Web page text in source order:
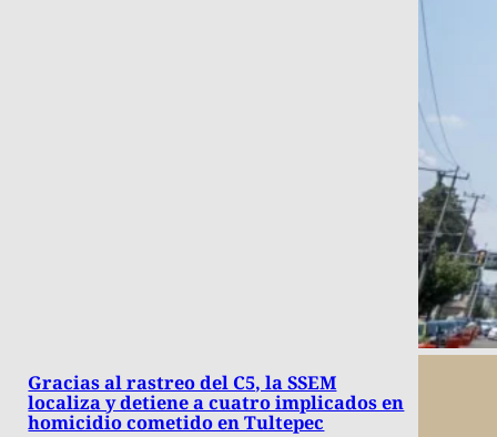
Gracias al rastreo del C5, la SSEM
localiza y detiene a cuatro implicados en
homicidio cometido en Tultepec